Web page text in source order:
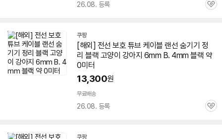
26.08. 등록
관
쿠팡
[해외] 전선 보호 튜브 케이블 랜선 숨기기 정
리 블랙 고양이 강아지 6mm B. 4mm 블랙 약
0미터
13,300원
무료배송
26.08. 등록
관
쿠팡